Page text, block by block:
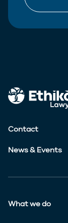
Contact
News & Events
What we do